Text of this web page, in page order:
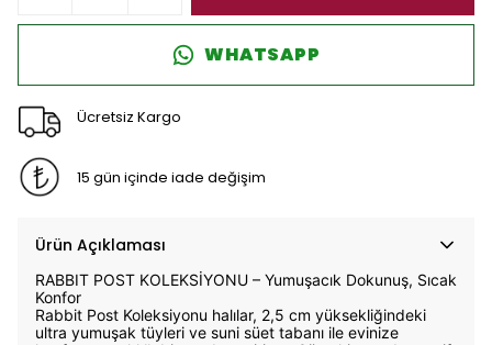
WHATSAPP
Ücretsiz Kargo
15 gün içinde iade değişim
Ürün Açıklaması
RABBIT POST KOLEKSİYONU – Yumuşacık Dokunuş, Sıcak
Konfor
Rabbit Post Koleksiyonu halılar, 2,5 cm yüksekliğindeki
ultra yumuşak tüyleri ve suni süet tabanı ile evinize